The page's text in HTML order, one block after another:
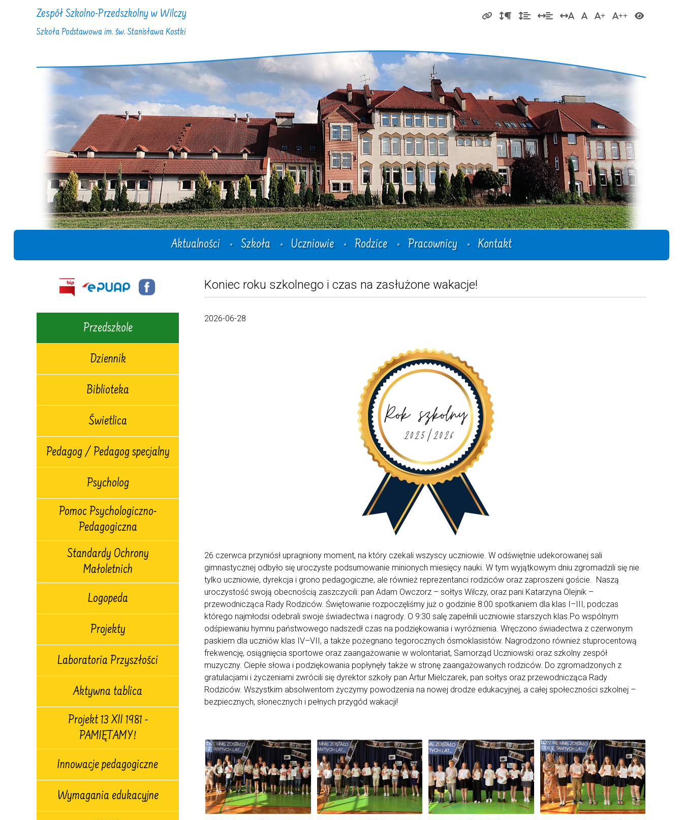
Zespół Szkolno-Przedszkolny w Wilczy
Szkoła Podstawowa im. św. Stanisława Kostki
Aktualności Szkoła Uczniowie Rodzice Pracownicy Kontakt
Przedszkole
Dziennik
Biblioteka
Świetlica
Pedagog / Pedagog specjalny
Psycholog
Pomoc Psychologiczno-
Pedagogiczna
Standardy Ochrony
Małoletnich
Logopeda
Projekty
Laboratoria Przyszłości
Aktywna tablica
Projekt 13 XII 1981 -
PAMIĘTAMY!
Innowacje pedagogiczne
Wymagania edukacyjne
Koniec roku szkolnego i czas na zasłużone wakacje!
2026-06-28
26 czerwca przyniósł upragniony moment, na który czekali wszyscy uczniowie. W odświętnie udekorowanej sali
gimnastycznej odbyło się uroczyste podsumowanie minionych miesięcy nauki. W tym wyjątkowym dniu zgromadzili się nie
tylko uczniowie, dyrekcja i grono pedagogiczne, ale również reprezentanci rodziców oraz zaproszeni goście. Naszą
uroczystość swoją obecnością zaszczycili: pan Adam Owczorz – sołtys Wilczy, oraz pani Katarzyna Olejnik –
przewodnicząca Rady Rodziców. Świętowanie rozpoczęliśmy już o godzinie 8:00 spotkaniem dla klas I–III, podczas
którego najmłodsi odebrali swoje świadectwa i nagrody. O 9:30 salę zapełnili uczniowie starszych klas.Po wspólnym
odśpiewaniu hymnu państwowego nadszedł czas na podziękowania i wyróżnienia. Wręczono świadectwa z czerwonym
paskiem dla uczniów klas IV–VII, a także pożegnano tegorocznych ósmoklasistów. Nagrodzono również stuprocentową
frekwencję, osiągnięcia sportowe oraz zaangażowanie w wolontariat, Samorząd Uczniowski oraz szkolny zespół
muzyczny. Ciepłe słowa i podziękowania popłynęły także w stronę zaangażowanych rodziców. Do zgromadzonych z
gratulacjami i życzeniami zwrócili się dyrektor szkoły pan Artur Mielczarek, pan sołtys oraz przewodnicząca Rady
Rodziców. Wszystkim absolwentom życzymy powodzenia na nowej drodze edukacyjnej, a całej społeczności szkolnej –
bezpiecznych, słonecznych i pełnych przygód wakacji!